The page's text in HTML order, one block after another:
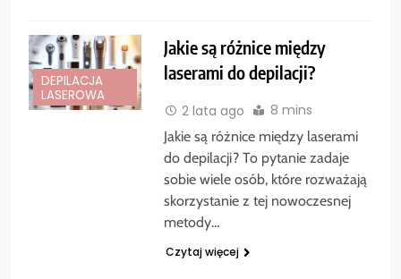
DEPILACJA
LASEROWA
Jakie są różnice między
laserami do depilacji?
2 lata ago 8 mins
Jakie są różnice między laserami
do depilacji? To pytanie zadaje
sobie wiele osób, które rozważają
skorzystanie z tej nowoczesnej
metody…
Czytaj więcej